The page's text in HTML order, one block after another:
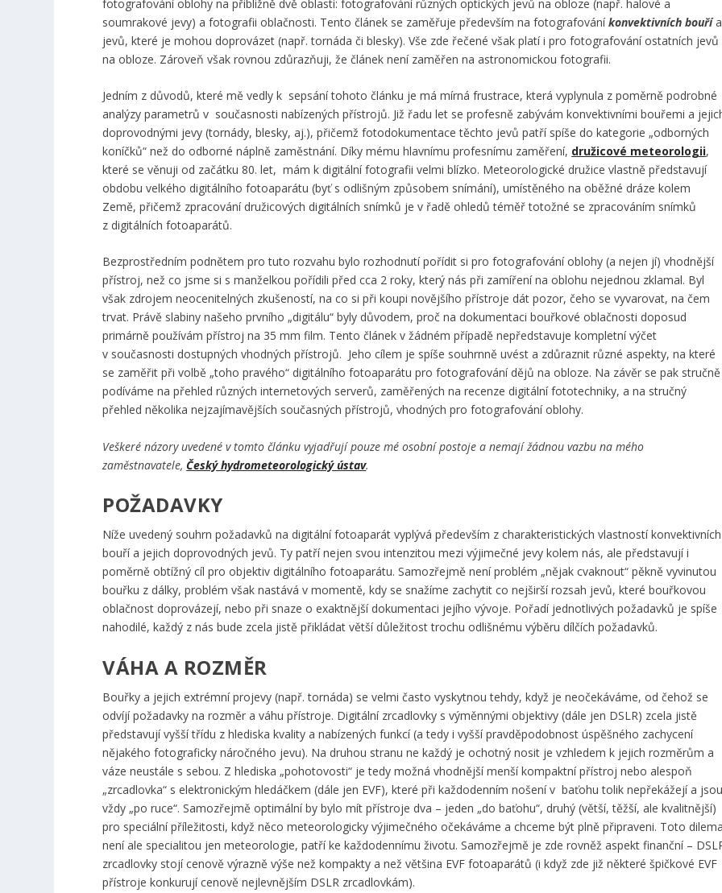
fotografování oblohy na přibližně dvě oblasti: fotografování různých optických jevů na obloze (např. halové a
soumrakové jevy) a fotografii oblačnosti. Tento článek se zaměřuje především na fotografováníkonvektivních bouřía
jevů, které je mohou doprovázet (např. tornáda či blesky). Vše zde řečené však platí i pro fotografování ostatních jevů
na obloze. Zároveň však rovnou zdůrazňuji, že článek není zaměřen na astronomickou fotografii.
Jedním z důvodů, které mě vedly k sepsání tohoto článku je má mírná frustrace, která vyplynula z poměrně podrobné
analýzy parametrů v současnosti nabízených přístrojů. Již řadu let se profesně zabývám konvektivními bouřemi a
doprovodnými jevy (tornády, blesky, aj.), přičemž fotodokumentace těchto jevů patří spíše do kategorie „odborných
koníčků“ než do odborné náplně zaměstnání. Díky mému hlavnímu profesnímu zaměření, družicové meteorologii,
které se věnuji od začátku 80. let, mám k digitální fotografii velmi blízko. Meteorologické družice vlastně představují
obdobu velkého digitálního fotoaparátu (byť s odlišným způsobem snímání), umístěného na oběžné dráze kolem
Země, přičemž zpracování družicových digitálních snímků je v řadě ohledů téměř totožné se zpracováním snímků
z digitálních fotoaparátů.
Bezprostředním podnětem pro tuto rozvahu bylo rozhodnutí pořídit si pro fotografování oblohy (a nejen jí) vhodnější
přístroj, než co jsme si s manželkou pořídili před cca 2 roky, který nás při zamíření na oblohu nejednou zklamal. Byl
však zdrojem neocenitelných zkušeností, na co si při koupi novějšího přístroje dát pozor, čeho se vyvarovat, na čem
trvat. Právě slabiny našeho prvního „digitálu“ byly důvodem, proč na dokumentaci bouřkové oblačnosti doposud
primárně používám přístroj na 35 mm film. Tento článek v žádném případě nepředstavuje kompletní výčet
v současnosti dostupných vhodných přístrojů. Jeho cílem je spíše souhrnně uvést a zdůraznit různé aspekty, na které
se zaměřit při volbě „toho pravého“ digitálního fotoaparátu pro fotografování dějů na obloze. Na závěr se pak stručně
podíváme na přehled různých internetových serverů, zaměřených na recenze digitální fototechniky, a na stručný
přehled několika nejzajímavějších současných přístrojů, vhodných pro fotografování oblohy.
Veškeré názory uvedené v tomto článku vyjadřují pouze mé osobní postoje a nemají žádnou vazbu na mého
zaměstnavatele,Český hydrometeorologický ústav.
POŽADAVKY
Níže uvedený souhrn požadavků na digitální fotoaparát vyplývá především z charakteristických vlastností konvektivních
bouří a jejich doprovodných jevů. Ty patří nejen svou intenzitou mezi výjimečné jevy kolem nás, ale představují i
poměrně obtížný cíl pro objektiv digitálního fotoaparátu. Samozřejmě není problém „nějak cvaknout“ pěkně vyvinutou
bouřku z dálky, problém však nastává v momentě, kdy se snažíme zachytit co nejširší rozsah jevů, které bouřkovou
oblačnost doprovázejí, nebo při snaze o exaktnější dokumentaci jejího vývoje. Pořadí jednotlivých požadavků je spíše
nahodilé, každý z nás bude zcela jistě přikládat větší důležitost trochu odlišnému výběru dílčích požadavků.
VÁHA A ROZMĚR
Bouřky a jejich extrémní projevy (např. tornáda) se velmi často vyskytnou tehdy, když je neočekáváme, od čehož se
odvíjí požadavky na rozměr a váhu přístroje. Digitální zrcadlovky s výměnnými objektivy (dále jen DSLR) zcela jistě
představují vyšší třídu z hlediska kvality a nabízených funkcí (a tedy i vyšší pravděpodobnost úspěšného zachycení
nějakého fotograficky náročného jevu). Na druhou stranu ne každý je ochotný nosit je vzhledem k jejich rozměrům a
váze neustále s sebou. Z hlediska „pohotovosti“ je tedy možná vhodnější menší kompaktní přístroj nebo alespoň
„zrcadlovka“ s elektronickým hledáčkem (dále jen EVF), které při každodenním nošení v baťohu tolik nepřekážejí a
vždy „po ruce“. Samozřejmě optimální by bylo mít přístroje dva – jeden „do baťohu“, druhý (větší, těžší, ale kvalitnější)
pro speciální příležitosti, když něco meteorologicky výjimečného očekáváme a chceme být plně připraveni. Toto
není ale specialitou jen meteorologie, patří ke každodennímu životu. Samozřejmě je zde rovněž aspekt finanční –
zrcadlovky stojí cenově výrazně výše než kompakty a než většina EVF fotoaparátů (i když zde již některé špičkové EVF
přístroje konkurují cenově nejlevnějším DSLR zrcadlovkám).